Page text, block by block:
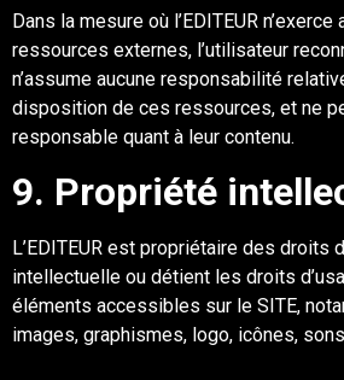
Dans la mesure où l’EDITEUR n’exerce
ressources externes, l’utilisateur
n’assume aucune responsabilité
disposition de ces ressources, et ne
responsable quant à leur contenu.
9. Propriété
L’EDITEUR est propriétaire des droits
intellectuelle ou détient les droits
éléments accessibles sur le SITE,
images, graphismes, logo, icônes,